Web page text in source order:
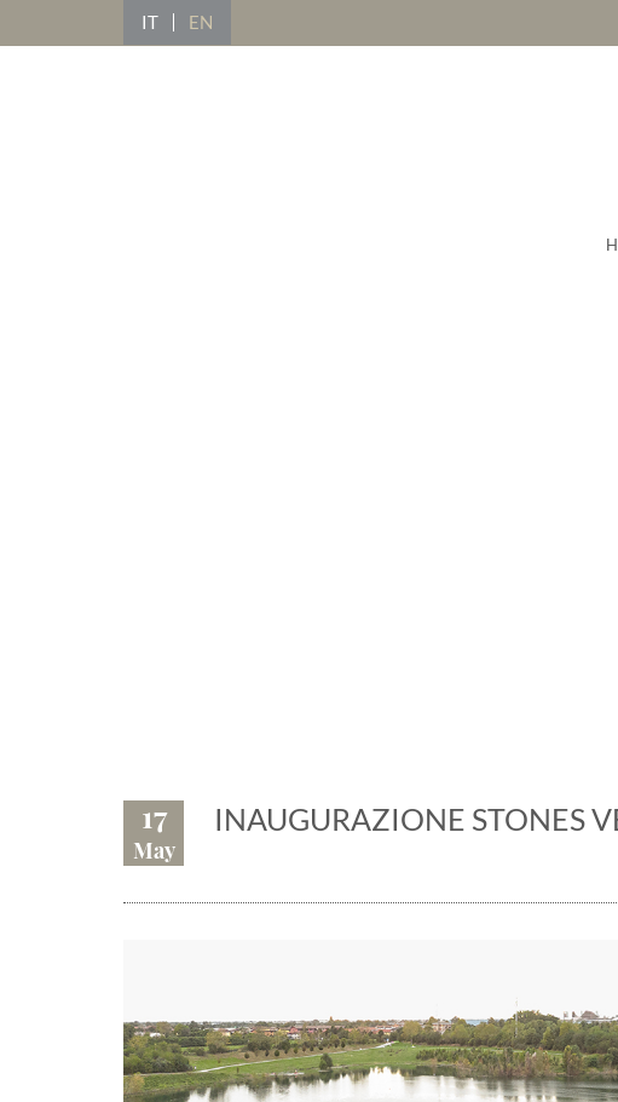
IT EN
17
May
INAUGURAZIONE STONES